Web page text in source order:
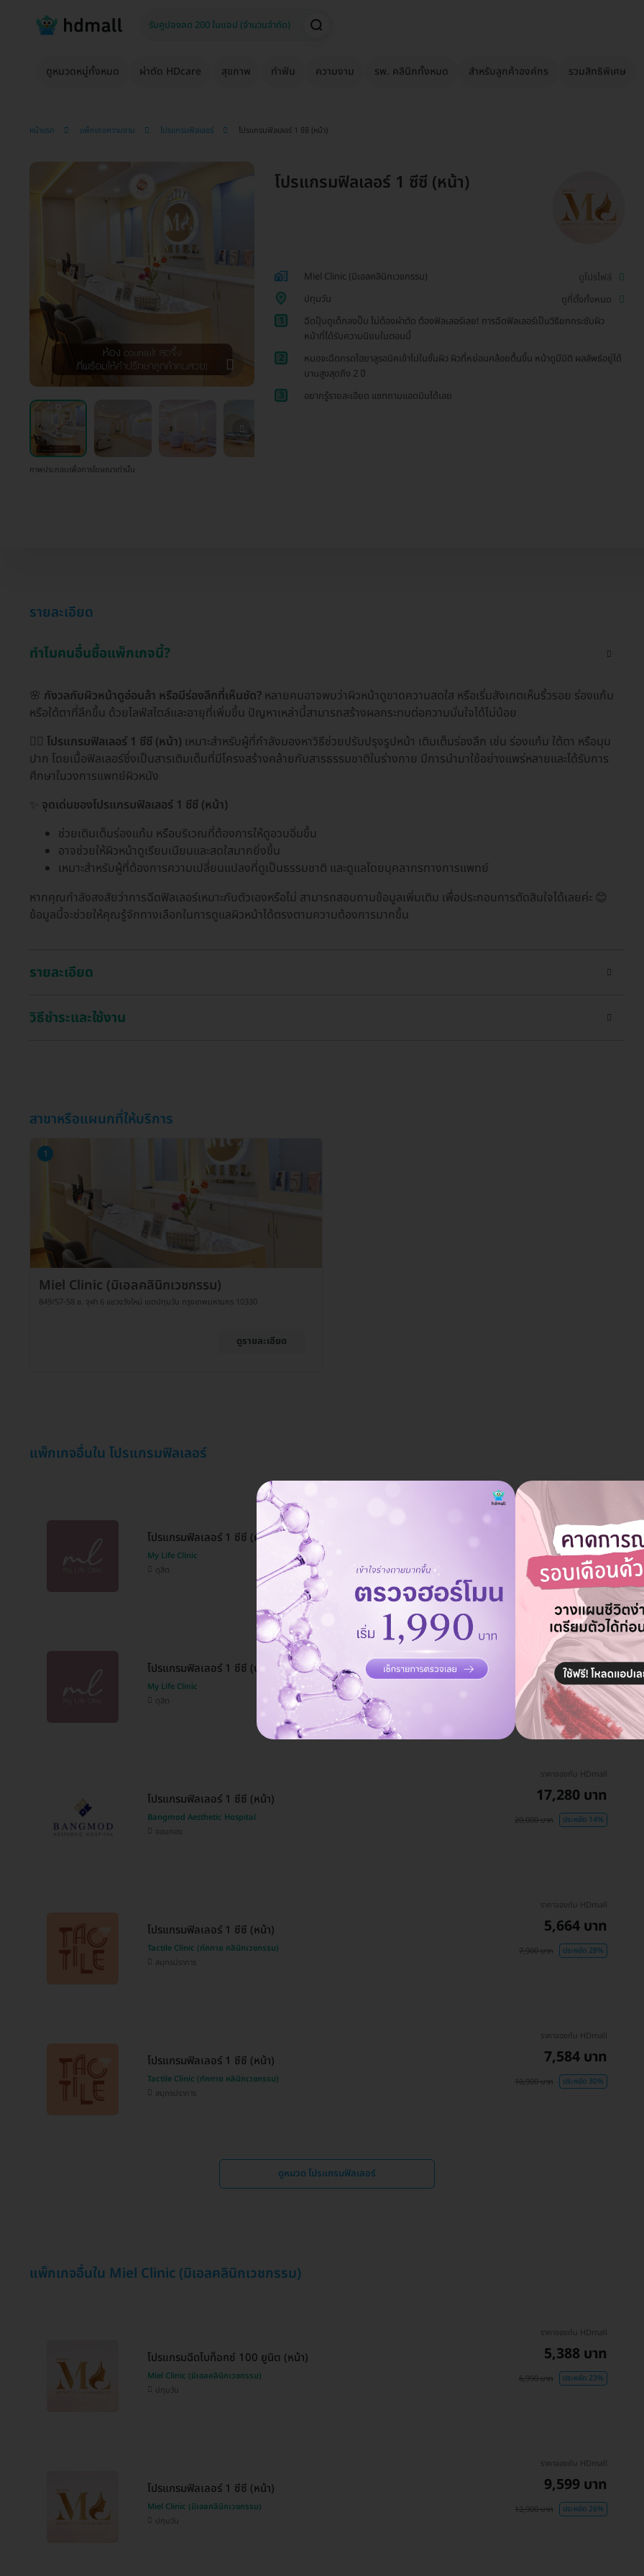
ดูหมวดหมู่ทั้งหมด ผ่าตัด HDcare สุขภาพ ทำฟัน ความงาม รพ. คลินิกทั้งหมด สำหรับลูกค้าองค์กร รวมสิทธิพิเศษ
หน้าแรก แพ็กเกจความงาม โปรแกรมฟิลเลอร์ โปรแกรมฟิลเลอร์ 1 ซีซี (หน้า)
ภาพประกอบเพื่อการโฆษณาเท่านั้น
โปรแกรมฟิลเลอร์ 1 ซีซี (หน้า)
Miel Clinic (มิเอลคลินิกเวชกรรม)
ดูโปรไฟล์
ปทุมวัน
ดูที่ตั้งทั้งหมด
1
ฉีดปุ๊บดูเด็กลงปั๊บ ไม่ต้องผ่าตัด ต้องฟิลเลอร์เลย! การฉีดฟิลเลอร์เป็นวิธียกกระชับผิว
หน้าที่ได้รับความนิยมในตอนนี้
2
หมอจะฉีดกรดไฮยาลูรอนิคเข้าไปในชั้นผิว ผิวที่หย่อนคล้อยตื้นขึ้น หน้าดูมีมิติ ผลลัพธ์อยู่ได้
นานสูงสุดถึง 2 ปี
3
อยากรู้รายละเอียด แชทถามแอดมินได้เลย
รายละเอียด
ทำไมคนอื่นซื้อแพ็กเกจนี้?
🌸 กังวลกับผิวหน้าดูอ่อนล้า หรือมีร่องลึกที่เห็นชัด? หลายคนอาจพบว่าผิวหน้าดูขาดความสดใส หรือเริ่มสังเกตเห็นริ้วรอย ร่องแก้ม
หรือใต้ตาที่ลึกขึ้น ด้วยไลฟ์สไตล์และอายุที่เพิ่มขึ้น ปัญหาเหล่านี้สามารถสร้างผลกระทบต่อความมั่นใจได้ไม่น้อย
👩‍⚕️ โปรแกรมฟิลเลอร์ 1 ซีซี (หน้า) เหมาะสำหรับผู้ที่กำลังมองหาวิธีช่วยปรับปรุงรูปหน้า เติมเต็มร่องลึก เช่น ร่องแก้ม ใต้ตา หรือมุม
ปาก โดยเนื้อฟิลเลอร์ซึ่งเป็นสารเติมเต็มที่มีโครงสร้างคล้ายกับสารธรรมชาติในร่างกาย มีการนำมาใช้อย่างแพร่หลายและได้รับการ
ศึกษาในวงการแพทย์ผิวหนัง
จุดเด่นของโปรแกรมฟิลเลอร์ 1 ซีซี (หน้า)
ช่วยเติมเต็มร่องแก้ม หรือบริเวณที่ต้องการให้ดูอวบอิ่มขึ้น
อาจช่วยให้ผิวหน้าดูเรียบเนียนและสดใสมากยิ่งขึ้น
เหมาะสำหรับผู้ที่ต้องการความเปลี่ยนแปลงที่ดูเป็นธรรมชาติ และดูแลโดยบุคลากรทางการแพทย์
หากคุณกำลังสงสัยว่าการฉีดฟิลเลอร์เหมาะกับตัวเองหรือไม่ สามารถสอบถามข้อมูลเพิ่มเติม เพื่อประกอบการตัดสินใจได้เลยค่ะ 😊
ข้อมูลนี้จะช่วยให้คุณรู้จักทางเลือกในการดูแลผิวหน้าได้ตรงตามความต้องการมากขึ้น
รายละเอียด
วิธีชำระและใช้งาน
สาขาหรือแผนกที่ให้บริการ
1
Miel Clinic (มิเอลคลินิกเวชกรรม)
849/57-58 ซ. จุฬา 6 แขวงวังใหม่ เขตปทุมวัน กรุงเทพมหานคร 10330
ดูรายละเอียด
แพ็กเกจอื่นใน โปรแกรมฟิลเลอร์
โปรแกรมฟิลเลอร์ 1 ซีซี (หน้า)
My Life Clinic
ดุสิต
6,240 บาท
7,900 บาท ประหยัด 21%
โปรแกรมฟิลเลอร์ 1 ซีซี (ปาก)
My Life Clinic
ดุสิต
ราคาจองกับ HDmall
13,247 บาท
16,900 บาท ประหยัด 22%
โปรแกรมฟิลเลอร์ 1 ซีซี (หน้า)
Bangmod Aesthetic Hospital
จอมทอง
ราคาจองกับ HDmall
17,280 บาท
20,000 บาท ประหยัด 14%
โปรแกรมฟิลเลอร์ 1 ซีซี (หน้า)
Tactile Clinic (ทัคทาย คลินิกเวชกรรม)
สมุทรปราการ
ราคาจองกับ HDmall
5,664 บาท
7,900 บาท ประหยัด 28%
โปรแกรมฟิลเลอร์ 1 ซีซี (หน้า)
Tactile Clinic (ทัคทาย คลินิกเวชกรรม)
สมุทรปราการ
ราคาจองกับ HDmall
7,584 บาท
10,900 บาท ประหยัด 30%
ดูหมวด โปรแกรมฟิลเลอร์
แพ็กเกจอื่นใน Miel Clinic (มิเอลคลินิกเวชกรรม)
โปรแกรมฉีดโบท็อกซ์ 100 ยูนิต (หน้า)
Miel Clinic (มิเอลคลินิกเวชกรรม)
ปทุมวัน
ราคาจองกับ HDmall
5,388 บาท
6,990 บาท ประหยัด 23%
โปรแกรมฟิลเลอร์ 1 ซีซี (หน้า)
Miel Clinic (มิเอลคลินิกเวชกรรม)
ปทุมวัน
ราคาจองกับ HDmall
9,599 บาท
12,900 บาท ประหยัด 26%